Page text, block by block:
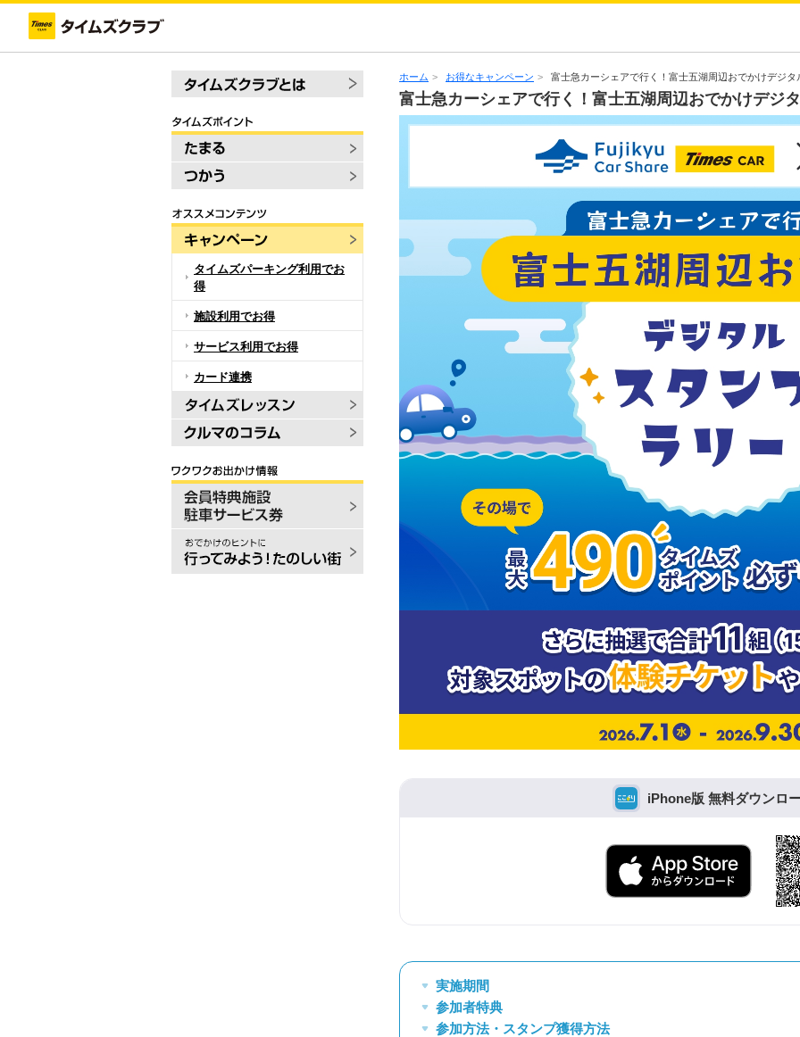
タイムズパーキング利用でお
得
施設利用でお得
サービス利用でお得
カード連携
ホーム > お得なキャンペーン > 富士急カーシェアで行く！富士五湖周辺おでかけデジタ
富士急カーシェアで行く！富士五湖周辺おでかけデジ
iPhone版 無料ダウンロ
実施期間
参加者特典
︎参加方法・スタンプ獲得方法